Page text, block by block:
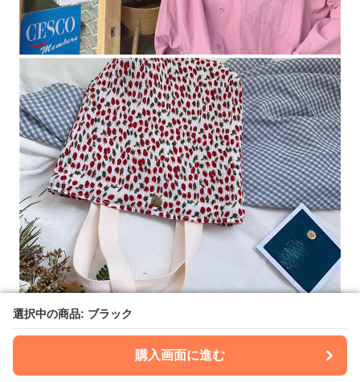
選択中の商品: ブラック
購入画面に進む
選択中の商品: ブラック
購入画面に進む